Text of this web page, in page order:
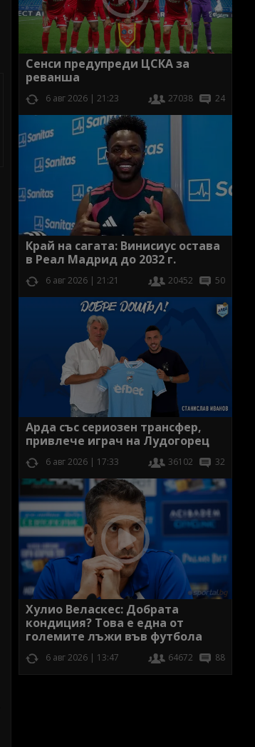
Сенси предупреди ЦСКА за
реванша
6 авг 2026 | 21:23 27038 24
Край на сагата: Винисиус остава
в Реал Мадрид до 2032 г.
6 авг 2026 | 21:21 20452 50
Арда със сериозен трансфер,
привлече играч на Лудогорец
6 авг 2026 | 17:33 36102 32
Хулио Веласкес: Добрата
кондиция? Това е една от
големите лъжи във футбола
6 авг 2026 | 13:47 64672 88